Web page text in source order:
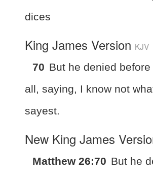
dices
King James Version KJV
70 But he denied before
all, saying, I know not
sayest.
New King James
Matthew 26:70 But he